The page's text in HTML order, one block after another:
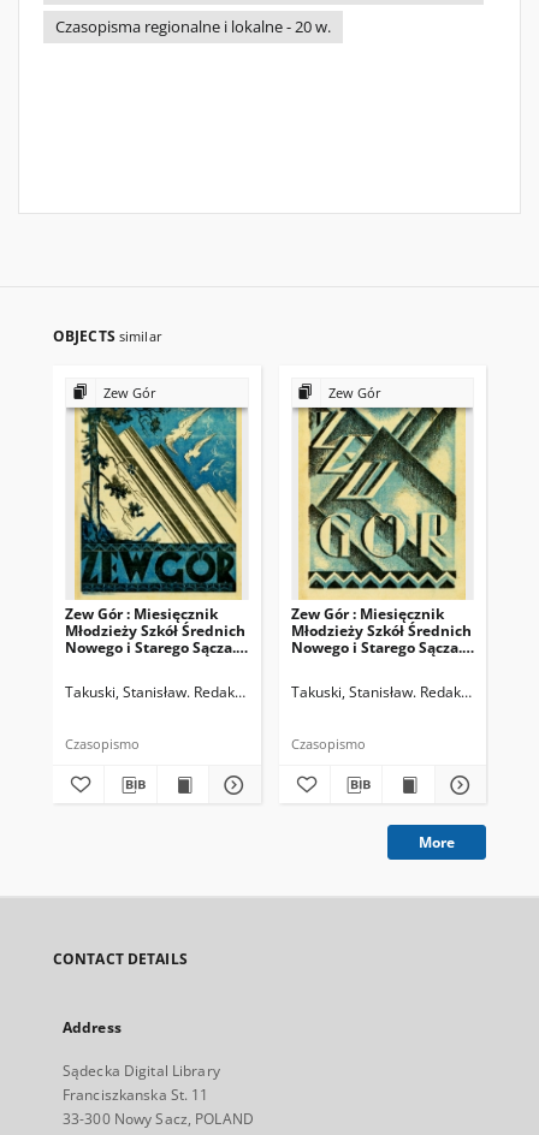
Czasopisma regionalne i lokalne - 20 w.
OBJECTS similar
Zew Gór
Zew Gór : Miesięcznik
Młodzieży Szkół Średnich
Nowego i Starego Sącza.
Takuski, Stanisław. Redaktor naczelny
Czasopismo
Zew Gór
Zew Gór : Miesięcznik
Młodzieży Szkół Średnich
Nowego i Starego Sącza.
Takuski, Stanisław. Redaktor
Czasopismo
More
CONTACT DETAILS
Address
Sądecka Digital Library
Franciszkanska St. 11
33-300 Nowy Sacz, POLAND